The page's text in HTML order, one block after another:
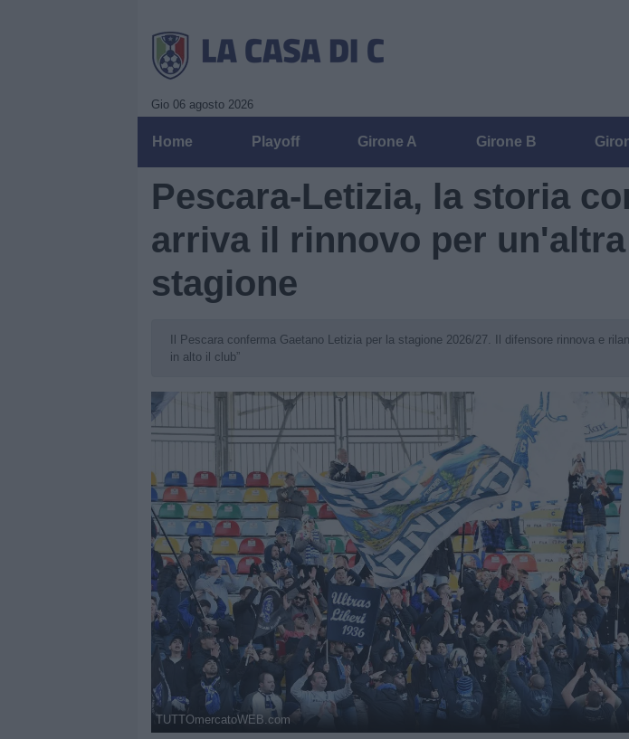
Gio 06 agosto 2026
Home Playoff Girone A Girone B
Pescara-Letizia, la storia
arriva il rinnovo per un'altra
stagione
Il Pescara conferma Gaetano Letizia per la stagione 2026/27. Il difensore rinnova e
in alto il club”
TUTTOmercatoWEB.com